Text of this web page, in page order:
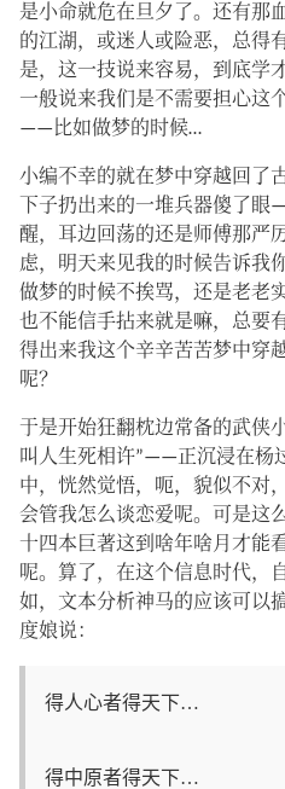
是小命就危在旦夕了。还有那
的江湖，或迷人或险恶，总得
是，这一技说来容易，到底学
一般说来我们是不需要担心这
——比如做梦的时候…
小编不幸的就在梦中穿越回了
下子扔出来的一堆兵器傻了
醒，耳边回荡的还是师傅那严
虑，明天来见我的时候告诉我
做梦的时候不挨骂，还是老老
也不能信手拈来就是嘛，总要
得出来我这个辛辛苦苦梦中穿
呢？
于是开始狂翻枕边常备的武侠
叫人生死相许”——正沉浸在杨
中，恍然觉悟，呃，貌似不对
会管我怎么谈恋爱呢。可是这
十四本巨著这到啥年啥月才能
呢。算了，在这个信息时代
如，文本分析神马的应该可以
度娘说：
得人心者得天下…
得中原者得天下…